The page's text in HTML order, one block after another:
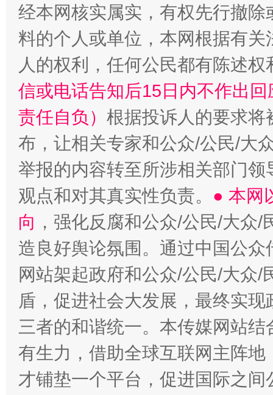
一颗心始终滚烫 还
经本网核实属实，有权先行撤
料的个人或单位，本网根据有
人的权利，任何公民都有陈述
信或电话告知后15日内不作出
责任自负） 根据投诉人的要求将
布，让相关专家和公众/公民/大
举报的内容转至所涉相关部门
观点和对其真实性负责。 ● 本网
向 ，强化反腐和公众/公民/大众
造良好舆论氛围。通过中国公
网站架起政府和公众/公民/大众
盾，促进社会大发展，最终实
三者的和谐统一。本传媒网站
有生力，借助全球互联网主阵
才铺垫一个平台，促进国际之